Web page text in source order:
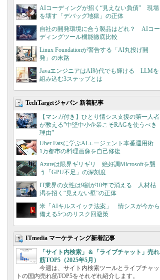
AIコーディングが招く“見えない負債” 現場
を壊す「デバッグ地獄」の正体
自社の開発環境に合う製品はどれ？ AIコー
ディングツール機能徹底比較
Linux Foundationが警告する「AI丸投げ開
発」の末路
JavaエンジニアはAI時代でも輝ける LLMを
組み込む3ステップとは
TechTargetジャパン 新着記事
【マンガ付き】ひとり情シス支援の第一人者
が教える”中堅中小企業こそRAGを使うべき
理由”
Uber Eatsに学ぶAIエージェント本番運用術
1万都市の料理画像を自己修復
Azureは限界ギリギリ 絶好調Microsoftを襲
う「GPU不足」の深刻度
IT業界の女性は9割が10年で消える 人材枯
渇を招く“見えない壁”の正体
米「AIキルスイッチ法案」 情シスが今から
備える5つのリスク回避策
ITmedia マーケティング新着記事
「サイト内検索」＆「ライブチャット」売れ
筋TOP5（2025年5月）
今週は、サイト内検索ツールとライブチャッ
トの国内売れ筋TOP5をそれぞれ紹介します。